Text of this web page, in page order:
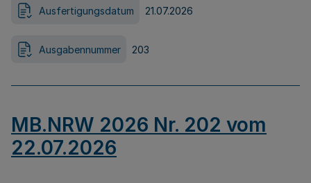
Ausfertigungsdatum 21.07.2026
Ausgabennummer 203
MB.NRW 2026 Nr. 202 vom
22.07.2026